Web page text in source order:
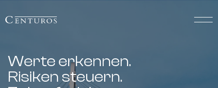
Werte erkennen.
Risiken steuern.